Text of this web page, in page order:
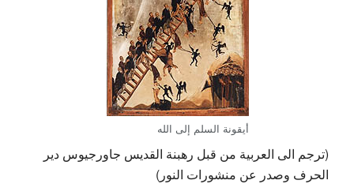
أيقونة السلم إلى الله
(ترجم الى العربية من قبل رهبنة القديس جاورجيوس دير
الحرف وصدر عن منشورات النور)